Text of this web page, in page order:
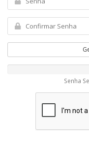
Senha